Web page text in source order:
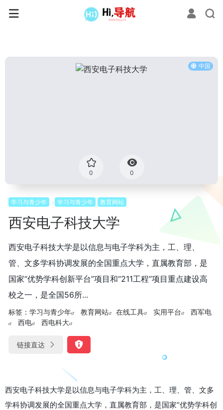
中国
0 0
学习与青少年 学习与青少年 教育网站
西安电子科技大学
西安电子科技大学是以信息与电子学科为主，工、理、
管、文多学科协调发展的全国重点大学，直属教育部，是
国家“优势学科创新平台”项目和“211工程”项目重点建设高
校之一，是全国56所...
标签： 学习与青少年 教育网站 在线工具 实用平台
西军电
西电
西电科大
链接直达
西安电子科技大学是以信息与电子学科为主，工、理、管、文多
学科协调发展的全国重点大学，直属教育部，是国家“优势学科创